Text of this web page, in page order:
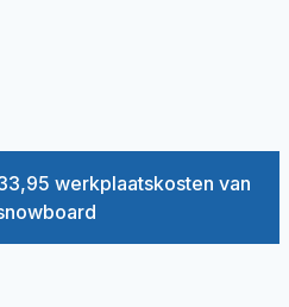
werkplaatskosten van